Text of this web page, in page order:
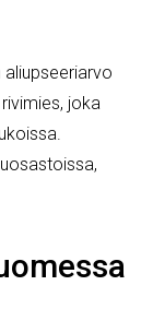
aliupseeriarvo
joka